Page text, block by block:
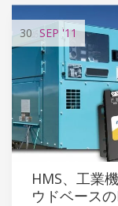
30 SEP '11
HMS、工業
ウドベース